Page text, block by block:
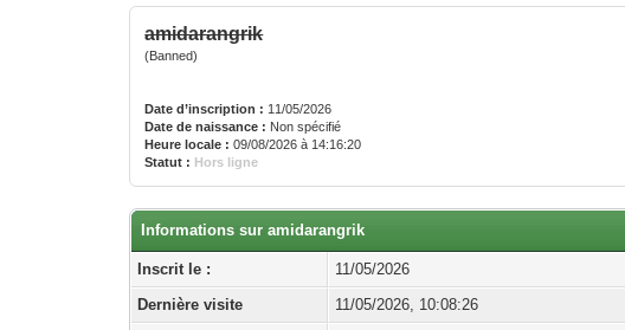
amidarangrik
(Banned)
Date d’inscription : 11/05/2026
Date de naissance : Non spécifié
Heure locale : 09/08/2026 à 14:16:20
Statut : Hors ligne
Informations sur amidarangrik
Inscrit le :
11/05/2026
Dernière visite
11/05/2026, 10:08:26